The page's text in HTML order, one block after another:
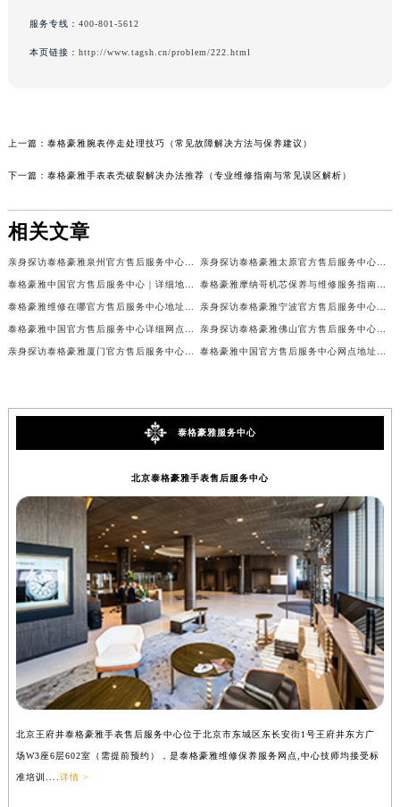
服务专线： 400-801-5612
本页链接： http://www.tagsh.cn/problem/222.html
上一篇： 泰格豪雅腕表停走处理技巧（常见故障解决方法与保养建议）
下一篇： 泰格豪雅手表表壳破裂解决办法推荐（专业维修指南与常见误区解析）
相关文章
泰格豪雅服务中心
北京泰格豪雅手表售后服务中心
北京王府井泰格豪雅手表售后服务中心位于北京市东城区东长安街1号王府井东方广
场W3座6层602室（需提前预约），是泰格豪雅维修保养服务网点,中心技师均接受标
准培训.... 详情 >